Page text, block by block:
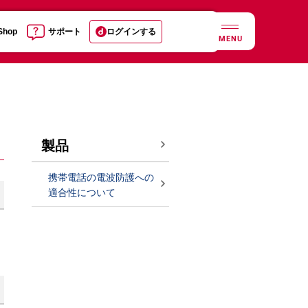
サポート ログインする
MENU
製品
携帯電話の電波防護への
適合性について